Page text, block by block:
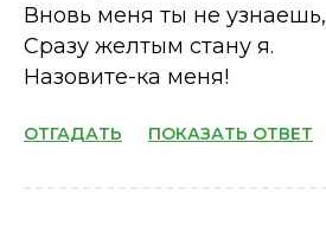
Вновь меня ты не узнаешь,
Сразу желтым стану я.
Назовите-ка меня!
ОТГАДАТЬ ПОКАЗАТЬ ОТВЕТ